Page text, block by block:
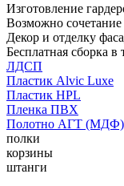
Изготовление
Возможно сочетание
Декор и отделку
Бесплатная сборка в
ЛДСП
Пластик Alvic Luxe
Пластик HPL
Пленка ПВХ
Полотно АГТ (МДФ)
полки
корзины
штанги